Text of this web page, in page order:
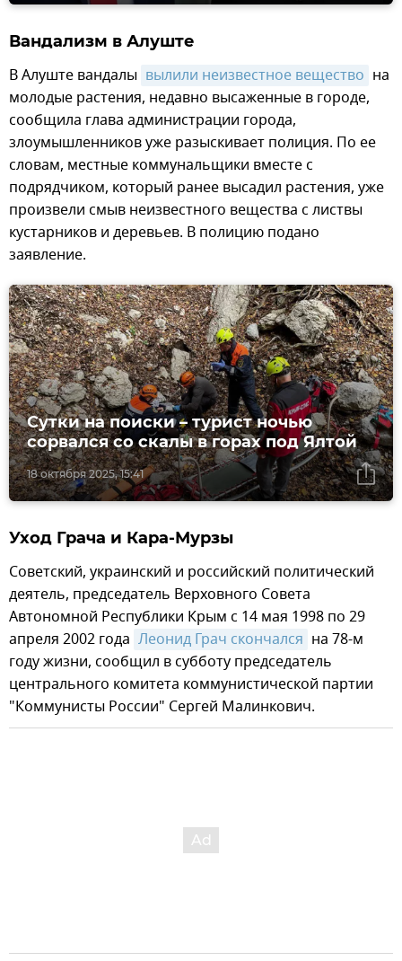
Вандализм в Алуште
В Алуште вандалы вылили неизвестное вещество на
молодые растения, недавно высаженные в городе,
сообщила глава администрации города,
злоумышленников уже разыскивает полиция. По ее
словам, местные коммунальщики вместе с
подрядчиком, который ранее высадил растения, уже
произвели смыв неизвестного вещества с листвы
кустарников и деревьев. В полицию подано
заявление.
18 октября 2025, 15:41
Сутки на поиски – турист ночью
сорвался со скалы в горах под Ялтой
Уход Грача и Кара-Мурзы
Советский, украинский и российский политический
деятель, председатель Верховного Совета
Автономной Республики Крым с 14 мая 1998 по 29
апреля 2002 года Леонид Грач скончался на 78-м
году жизни, сообщил в субботу председатель
центрального комитета коммунистической партии
"Коммунисты России" Сергей Малинкович.